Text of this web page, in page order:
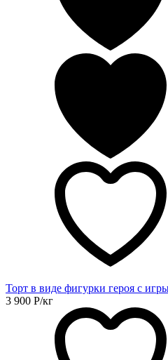
Торт в виде фигурки героя с
3 900 Р/кг